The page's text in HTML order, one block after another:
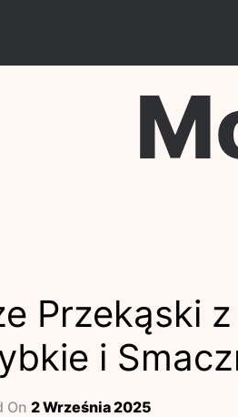
Przekąski
i
On 2 Września 2025